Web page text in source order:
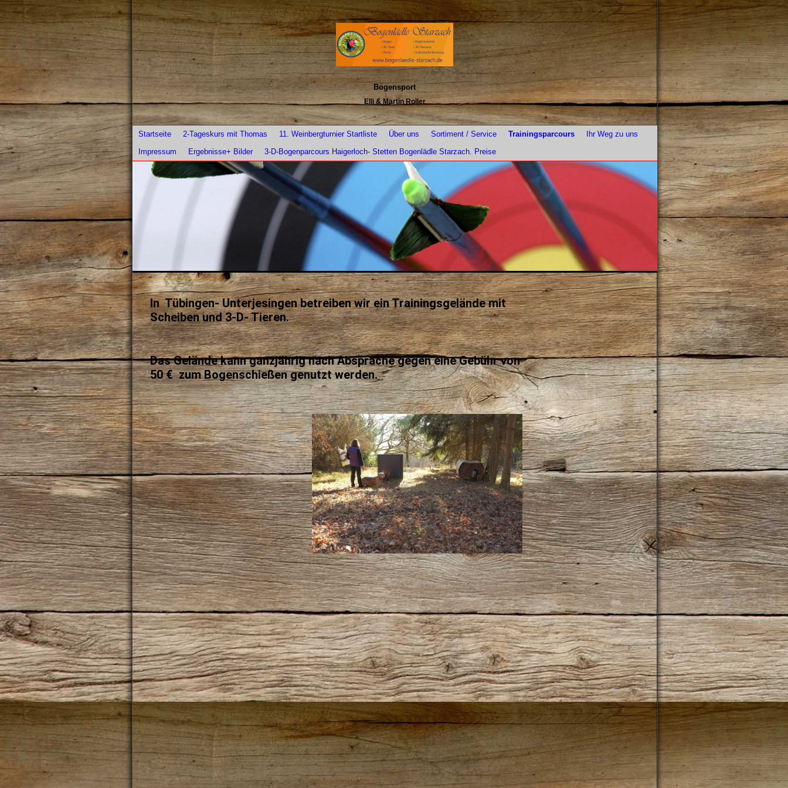
Bogensport
Elli & Martin Roller
Startseite 2-Tageskurs mit Thomas 11. Weinbergturnier Startliste Über uns Sortiment / Service Trainingsparcours
Ihr Weg zu uns
Impressum
Ergebnisse+ Bilder 3-D-Bogenparcours Haigerloch- Stetten Bogenlädle Starzach. Preise
In Tübingen- Unterjesingen betreiben wir ein Trainingsgelände mit
Scheiben und3-D- Tieren.
Das Gelände kann ganzjährig nach Absprache gegen eine Gebühr von
50 € zum Bogenschießen genutzt werden.